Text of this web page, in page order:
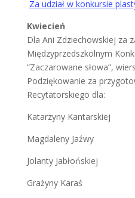
Za udział w konkursie
Kwiecień
Dla Ani Zdziechowskiej za
Międzyprzedszkolnym
“Zaczarowane słowa”,
Podziękowanie za
Recytatorskiego dla:
Katarzyny Kantarskiej
Magdaleny Jaźwy
Jolanty Jabłońskiej
Grażyny Karaś